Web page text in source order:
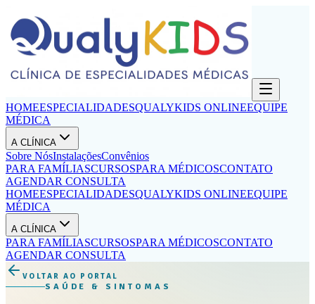
HOMEESPECIALIDADESQUALYKIDS ONLINEEQUIPE
MÉDICA
A CLÍNICA
Sobre NósInstalaçõesConvênios
PARA FAMÍLIASCURSOSPARA MÉDICOSCONTATO
AGENDAR CONSULTA
HOMEESPECIALIDADESQUALYKIDS ONLINEEQUIPE
MÉDICA
A CLÍNICA
PARA FAMÍLIASCURSOSPARA MÉDICOSCONTATO
AGENDAR CONSULTA
VOLTAR AO PORTAL
SAÚDE & SINTOMAS